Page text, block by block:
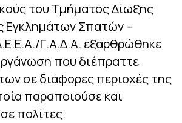
του Τμήματος Δίωξης
Εγκλημάτων Σπατών –
Γ.Α.Δ.Α. εξαρθρώθηκε
που διέπραττε
σε διάφορες περιοχές της
παραποιούσε και
πολίτες.